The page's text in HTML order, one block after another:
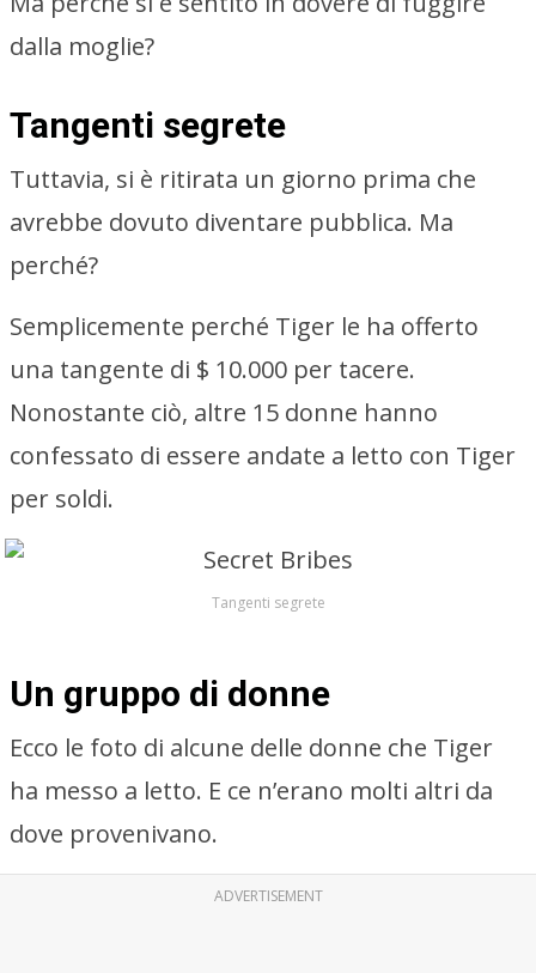
dalla moglie?
Tangenti segrete
Tuttavia, si è ritirata un giorno prima che
avrebbe dovuto diventare pubblica. Ma
perché?
Semplicemente perché Tiger le ha offerto
una tangente di $ 10.000 per tacere.
Nonostante ciò, altre 15 donne hanno
confessato di essere andate a letto con Tiger
per soldi.
Tangenti segrete
Un gruppo di donne
Ecco le foto di alcune delle donne che Tiger
ha messo a letto. E ce n’erano molti altri da
dove provenivano.
ADVERTISEMENT